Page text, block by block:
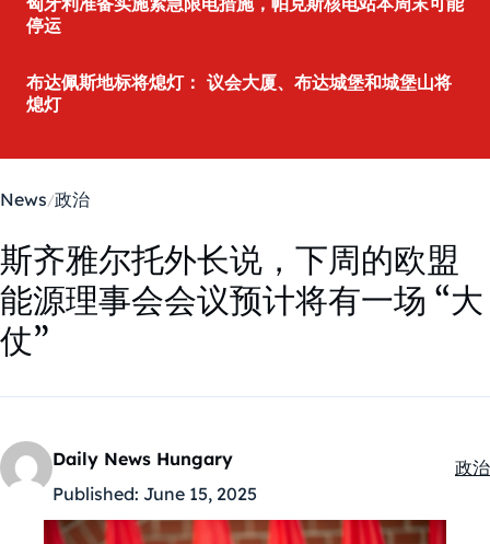
停运
布达佩斯地标将熄灯： 议会大厦、布达城堡和城堡山将
熄灯
News 政治
斯齐雅尔托外长说，下周的欧盟
能源理事会会议预计将有一场 “大
仗”
Daily News Hungary
Published: June 15, 2025
政治